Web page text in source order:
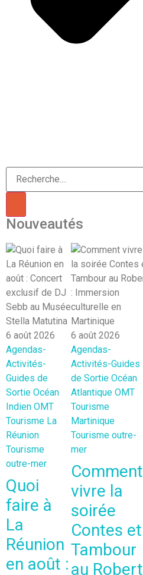
Nouveautés
6 août 2026
Agendas-
Activités-
Guides de
Sortie Océan
Indien OMT
Tourisme La
Réunion
Tourisme
outre-mer
Quoi
faire à
La
Réunion
en août :
6 août 2026
Agendas-
Activités-Guides
de Sortie Océan
Atlantique OMT
Tourisme
Martinique
Tourisme outre-
mer
Comment
vivre la
soirée
Contes et
Tambour
au Robert